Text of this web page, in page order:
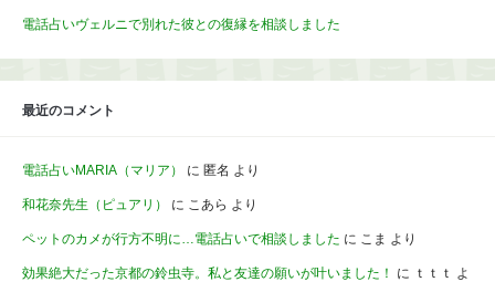
電話占いヴェルニで別れた彼との復縁を相談しました
最近のコメント
電話占いMARIA（マリア） に 匿名 より
和花奈先生（ピュアリ） に こあら より
ペットのカメが行方不明に…電話占いで相談しました に こま より
効果絶大だった京都の鈴虫寺。私と友達の願いが叶いました！ に ｔｔｔ よ